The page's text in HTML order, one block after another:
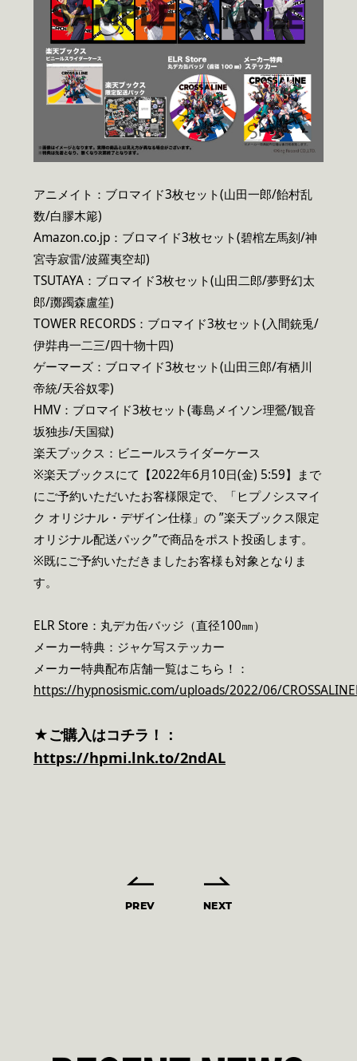
アニメイト：ブロマイド3枚セット(山田一郎/飴村乱
数/白膠木簓)
Amazon.co.jp：ブロマイド3枚セット(碧棺左馬刻/神
宮寺寂雷/波羅夷空却)
TSUTAYA：ブロマイド3枚セット(山田二郎/夢野幻太
郎/躑躅森盧笙)
TOWER RECORDS：ブロマイド3枚セット(入間銃兎/
伊弉冉一二三/四十物十四)
ゲーマーズ：ブロマイド3枚セット(山田三郎/有栖川
帝統/天谷奴零)
HMV：ブロマイド3枚セット(毒島メイソン理鶯/観音
坂独歩/天国獄)
楽天ブックス：ビニールスライダーケース
※楽天ブックスにて【2022年6月10日(金) 5:59】まで
にご予約いただいたお客様限定で、「ヒプノシスマイ
ク オリジナル・デザイン仕様」の ”楽天ブックス限定
オリジナル配送パック”で商品をポスト投函します。
※既にご予約いただきましたお客様も対象となりま
す。
ELR Store：丸デカ缶バッジ（直径100㎜）
メーカー特典：ジャケ写ステッカー
メーカー特典配布店舗一覧はこちら！：
https://hypnosismic.com/uploads/2022/06/
★ご購入はコチラ！：
https://hpmi.lnk.to/2ndAL
PREV NEXT